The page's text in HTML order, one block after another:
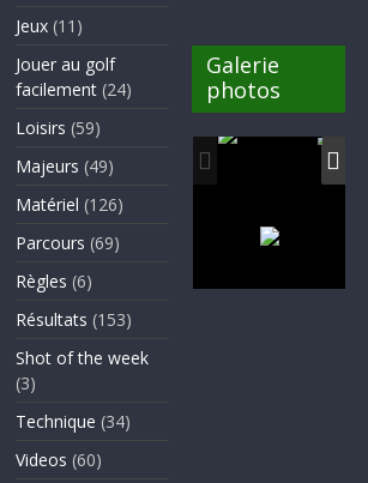
Jeux (11)
Jouer au golf
facilement (24)
Loisirs (59)
Majeurs (49)
Matériel (126)
Parcours (69)
Règles (6)
Résultats (153)
Shot of the week
(3)
Technique (34)
Videos (60)
Galerie
photos